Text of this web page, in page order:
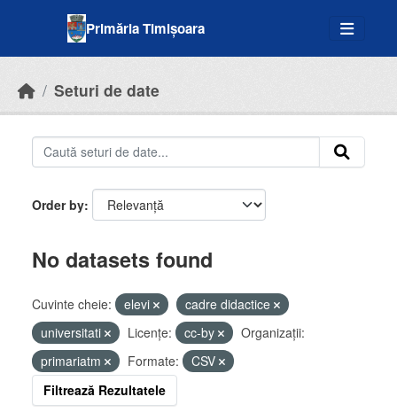
Primăria Timișoara
Seturi de date
Order by
No datasets found
Cuvinte cheie: elevi
cadre didactice
universitati
Licenţe: cc-by
Organizații:
primariatm
Formate:
CSV
Filtrează Rezultatele